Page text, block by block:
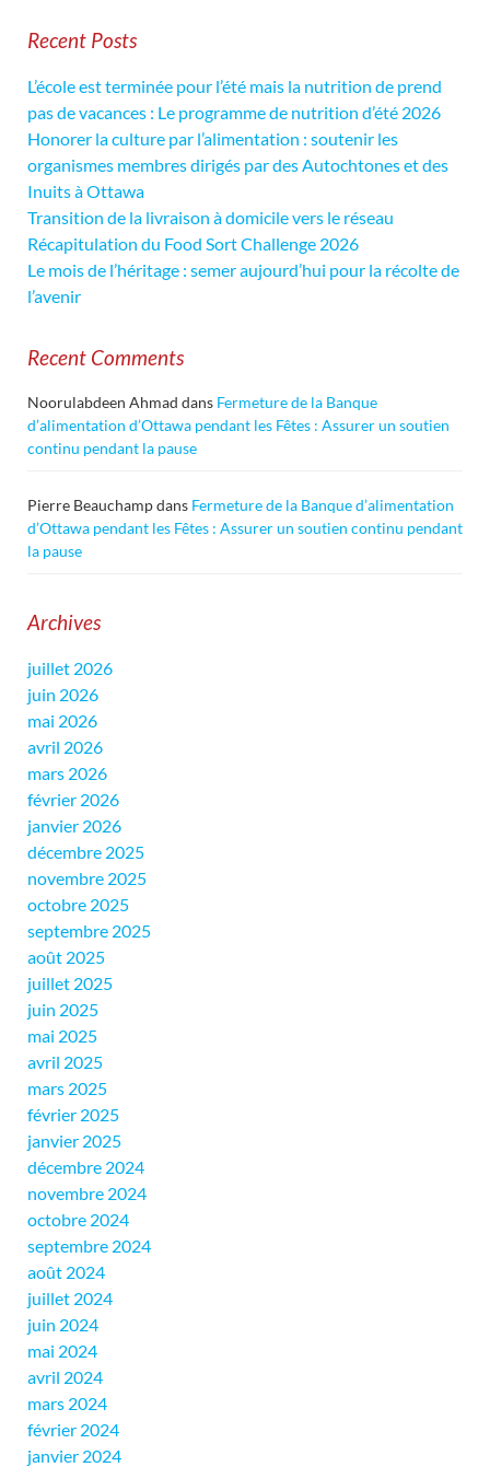
Recent Posts
L’école est terminée pour l’été mais la nutrition de prend
pas de vacances : Le programme de nutrition d’été 2026
Honorer la culture par l’alimentation : soutenir les
organismes membres dirigés par des Autochtones et des
Inuits à Ottawa
Transition de la livraison à domicile vers le réseau
Récapitulation du Food Sort Challenge 2026
Le mois de l’héritage : semer aujourd’hui pour la récolte de
l’avenir
Recent Comments
Noorulabdeen Ahmad dans Fermeture de la Banque
d’alimentation d’Ottawa pendant les Fêtes : Assurer un soutien
continu pendant la pause
Pierre Beauchampdans Fermeture de la Banque d’alimentation
d’Ottawa pendant les Fêtes : Assurer un soutien continu pendant
la pause
Archives
juillet 2026
juin 2026
mai 2026
avril 2026
mars 2026
février 2026
janvier 2026
décembre 2025
novembre 2025
octobre 2025
septembre 2025
août 2025
juillet 2025
juin 2025
mai 2025
avril 2025
mars 2025
février 2025
janvier 2025
décembre 2024
novembre 2024
octobre 2024
septembre 2024
août 2024
juillet 2024
juin 2024
mai 2024
avril 2024
mars 2024
février 2024
janvier 2024